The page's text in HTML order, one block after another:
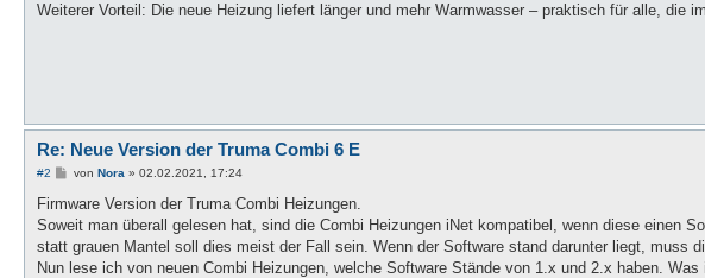
Weiterer Vorteil: Die neue Heizung liefert länger und mehr Warmwasser – praktisch für alle, die
Re: Neue Version der Truma Combi 6 E
#2
B
i
r
a
g
von Nora » 02.02.2021, 17:24
Firmware Version der Truma Combi Heizungen.
Soweit man überall gelesen hat, sind die Combi Heizungen iNet kompatibel, wenn diese einen
statt grauen Mantel soll dies meist der Fall sein. Wenn der Software stand darunter liegt, muss
Nun lese ich von neuen Combi Heizungen, welche Software Stände von 1.x und 2.x haben.